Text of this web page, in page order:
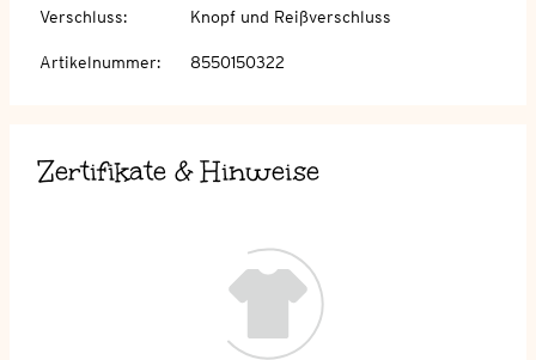
Verschluss: Knopf und Reißverschluss
Artikelnummer: 8550150322
Zertifikate & Hinweise